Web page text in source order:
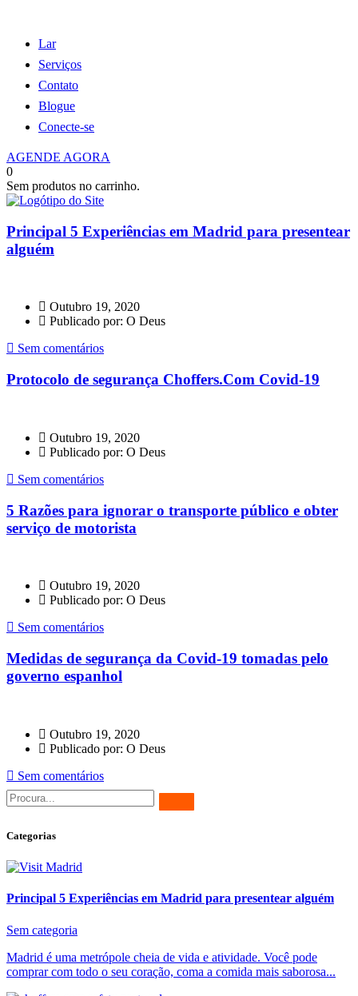
Lar
Serviços
Contato
Blogue
Conecte-se
AGENDE AGORA
0
Sem produtos no carrinho.
Principal 5 Experiências em Madrid para presentear
alguém
Outubro 19, 2020
Publicado por: O Deus
Sem comentários
Protocolo de segurança Choffers.Com Covid-19
Outubro 19, 2020
Publicado por: O Deus
Sem comentários
5 Razões para ignorar o transporte público e obter
serviço de motorista
Outubro 19, 2020
Publicado por: O Deus
Sem comentários
Medidas de segurança da Covid-19 tomadas pelo
governo espanhol
Outubro 19, 2020
Publicado por: O Deus
Sem comentários
Categorias
Principal 5 Experiências em Madrid para presentear alguém
Sem categoria
Madrid é uma metrópole cheia de vida e atividade. Você pode
comprar com todo o seu coração, coma a comida mais saborosa...